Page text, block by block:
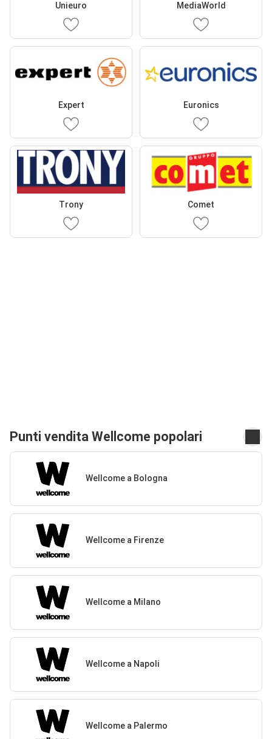
Unieuro MediaWorld
Expert Euronics
Trony Comet
Punti vendita Wellcome popolari
Wellcome a Bologna
Wellcome a Firenze
Wellcome a Milano
Wellcome a Napoli
Wellcome a Palermo